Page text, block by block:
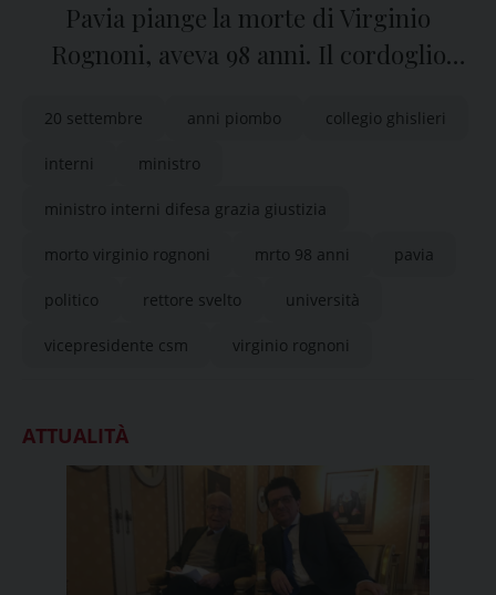
Pavia piange la morte di Virginio
Rognoni, aveva 98 anni. Il cordoglio
20 settembre anni piombo collegio ghislieri
interni ministro
ministro interni difesa grazia giustizia
morto virginio rognoni mrto 98 anni pavia
politico rettore svelto università
vicepresidente csm virginio rognoni
ATTUALITÀ